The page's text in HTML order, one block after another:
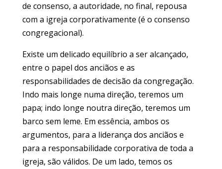
de consenso, a autoridade, no final, repousa
com a igreja corporativamente (é o consenso
congregacional).
Existe um delicado equilíbrio a ser alcançado,
entre o papel dos anciãos e as
responsabilidades de decisão da congregação.
Indo mais longe numa direção, teremos um
papa; indo longe noutra direção, teremos um
barco sem leme. Em essência, ambos os
argumentos, para a liderança dos anciãos e
para a responsabilidade corporativa de toda a
igreja, são válidos. De um lado, temos os